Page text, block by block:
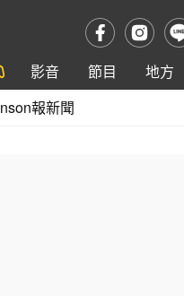
影音 節目 地方
報新聞